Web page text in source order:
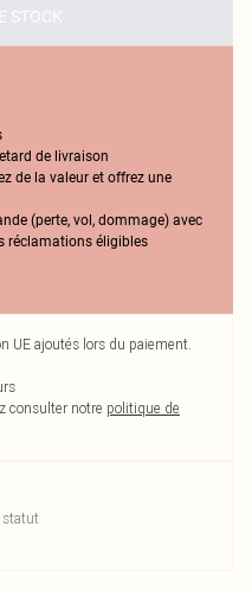
STOCK
de livraison
de la valeur et offrez une
(perte, vol, dommage) avec
réclamations éligibles
UE ajoutés lors du paiement.
consulter notre politique de
statut